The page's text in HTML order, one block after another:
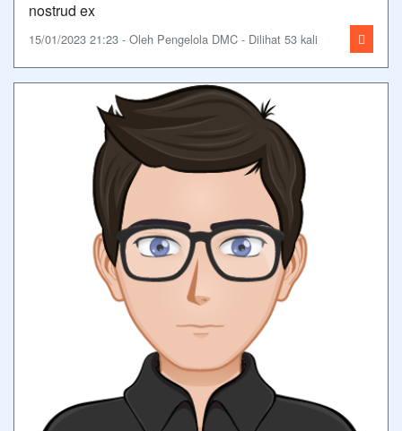
nostrud ex
15/01/2023 21:23 - Oleh Pengelola DMC - Dilihat 53 kali